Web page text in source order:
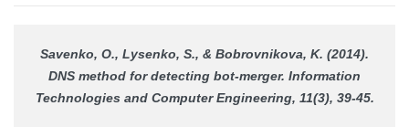
Savenko, O., Lysenko, S., & Bobrovnikova, K. (2014).
DNS method for detecting bot-merger. Information
Technologies and Computer Engineering, 11(3), 39-45.